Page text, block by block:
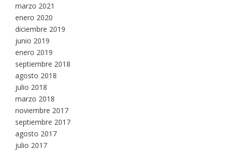
marzo 2021
enero 2020
diciembre 2019
junio 2019
enero 2019
septiembre 2018
agosto 2018
julio 2018
marzo 2018
noviembre 2017
septiembre 2017
agosto 2017
julio 2017